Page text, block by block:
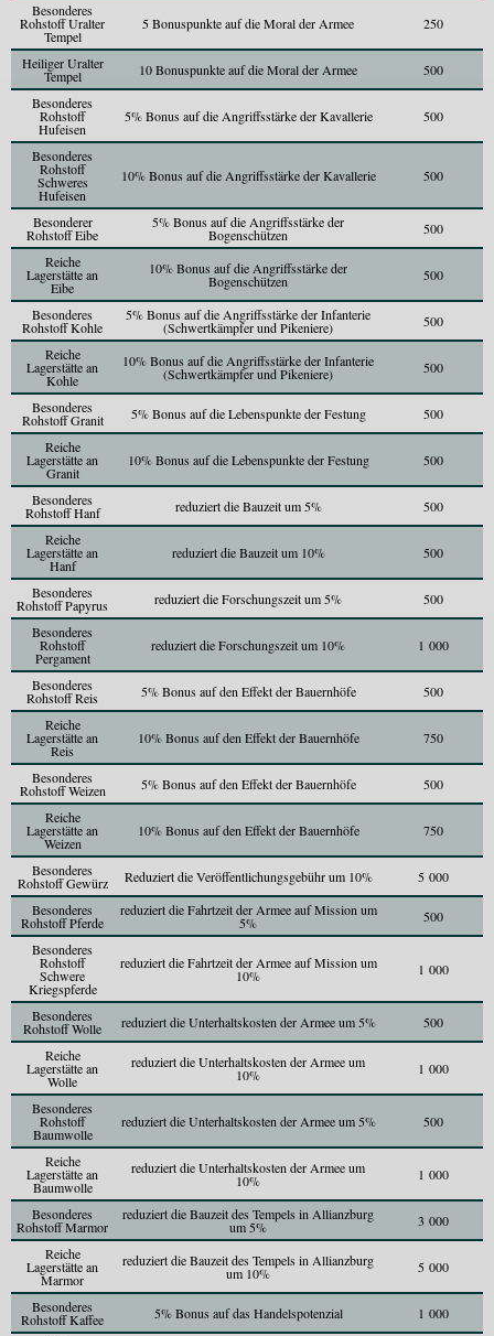
Besonderes
Rohstoff Uralter
Tempel
5 Bonuspunkte auf die Moral der Armee 250
Heiliger Uralter
Tempel 10 Bonuspunkte auf die Moral der Armee
500
Besonderes
Rohstoff
Hufeisen
5% Bonus auf die Angriffsstärke der Kavallerie 500
Besonderes
Rohstoff
Schweres
Hufeisen
10% Bonus auf die Angriffsstärke der Kavallerie 500
Besonderer
Rohstoff Eibe
5% Bonus auf die Angriffsstärke der
Bogenschützen
500
Reiche
Lagerstätte an
Eibe
10% Bonus auf die Angriffsstärke der
Bogenschützen 500
Besonderes
Rohstoff Kohle
5% Bonus auf die Angriffsstärke der Infanterie
(Schwertkämpfer und Pikeniere)
500
Reiche
Lagerstätte an
Kohle
10% Bonus auf die Angriffsstärke der Infanterie
(Schwertkämpfer und Pikeniere) 500
Besonderes
Rohstoff Granit 5% Bonus auf die Lebenspunkte der Festung
500
Reiche
Lagerstätte an
Granit
10% Bonus auf die Lebenspunkte der Festung 500
Besonderes
Rohstoff Hanf reduziert die Bauzeit um 5%
500
Reiche
Lagerstätte an
Hanf
reduziert die Bauzeit um 10% 500
Besonderes
Rohstoff Papyrus reduziert die Forschungszeit um 5%
500
Besonderes
Rohstoff
Pergament
reduziert die Forschungszeit um 10% 1 000
Besonderes
Rohstoff Reis 5% Bonus auf den Effekt der Bauernhöfe
500
Reiche
Lagerstätte an
Reis
10% Bonus auf den Effekt der Bauernhöfe 750
Besonderes
Rohstoff Weizen 5% Bonus auf den Effekt der Bauernhöfe
500
Reiche
Lagerstätte an
Weizen
10% Bonus auf den Effekt der Bauernhöfe 750
Besonderes
Rohstoff Gewürz Reduziert die Veröffentlichungsgebühr um 10%
5 000
Besonderes
Rohstoff Pferde
reduziert die Fahrtzeit der Armee auf Mission um
5%
500
Besonderes
Rohstoff
Schwere
Kriegspferde
reduziert die Fahrtzeit der Armee auf Mission um
10% 1 000
Besonderes
Rohstoff Wolle reduziert die Unterhaltskosten der Armee um 5%
500
Reiche
Lagerstätte an
Wolle
reduziert die Unterhaltskosten der Armee um
10% 1 000
Besonderes
Rohstoff
Baumwolle
reduziert die Unterhaltskosten der Armee um 5% 500
Reiche
Lagerstätte an
Baumwolle
reduziert die Unterhaltskosten der Armee um
10% 1 000
Besonderes
Rohstoff Marmor
reduziert die Bauzeit des Tempels in Allianzburg
um 5%
3 000
Reiche
Lagerstätte an
Marmor
reduziert die Bauzeit des Tempels in Allianzburg
um 10% 5 000
Besonderes
Rohstoff Kaffee 5% Bonus auf das Handelspotenzial
1 000